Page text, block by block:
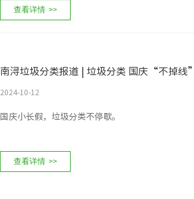
查看详情 >>
南浔垃圾分类报道 | 垃圾分类 国庆“不掉线”
2024-10-12
国庆小长假，垃圾分类不停歇。
查看详情 >>